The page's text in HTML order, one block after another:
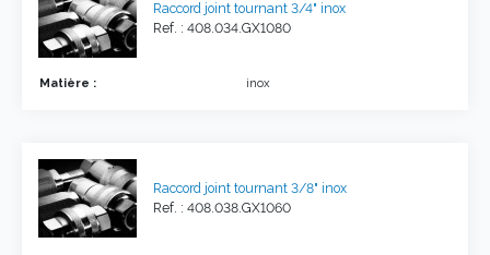
Raccord joint tournant 3/4" inox
Ref. : 408.034.GX1080
Matière : inox
Raccord joint tournant 3/8" inox
Ref. : 408.038.GX1060